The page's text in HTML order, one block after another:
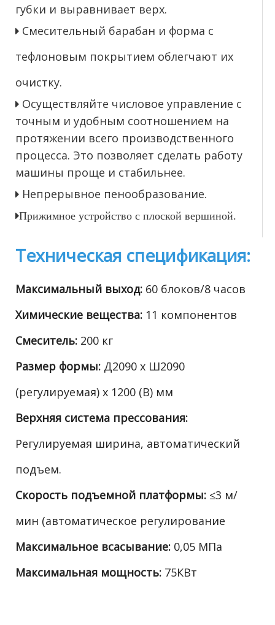
губки и выравнивает верх.
 Смесительный барабан и форма с
тефлоновым покрытием облегчают их
очистку.
 Осуществляйте числовое управление с
точным и удобным соотношением на
протяжении всего производственного
процесса. Это позволяет сделать работу
машины проще и стабильнее.
 Непрерывное пенообразование.
Прижимное устройство с плоской вершиной.
Техническая спецификация:
Максимальный выход: 60 блоков/8 часов
Химические вещества: 11 компонентов
Смеситель: 200 кг
Размер формы: Д2090 x Ш2090
(регулируемая) x 1200 (В) мм
Верхняя система прессования:
Регулируемая ширина, автоматический
подъем.
Скорость подъемной платформы: ≤3 м/
мин (автоматическое регулирование
Максимальное всасывание: 0,05 МПа
Максимальная мощность: 75КВт